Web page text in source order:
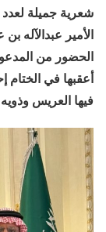
شعرية جميلة
الأمير عبدالآله
الحضور من
أعقبها في الختام
فيها العريس